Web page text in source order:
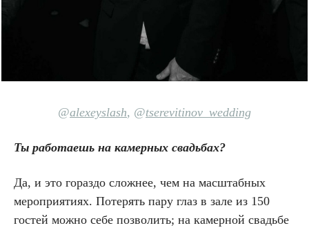
@alexeyslash, @tserevitinov_wedding
Ты работаешь на камерных свадьбах?
Да, и это гораздо сложнее, чем на масштабных
мероприятиях. Потерять пару глаз в зале из 150
гостей можно себе позволить; на камерной свадьбе